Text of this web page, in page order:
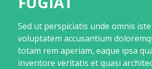
Sed ut perspiciatis unde omnis
voluptatem accusantium
totam rem aperiam, eaque ipsa
inventore veritatis et quasi